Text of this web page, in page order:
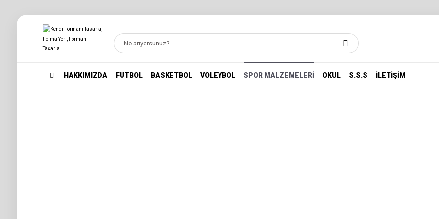
HAKKIMIZDA FUTBOL BASKETBOL VOLEYBOL SPOR MALZEMELERI OKUL S.S.S İLETIŞIM